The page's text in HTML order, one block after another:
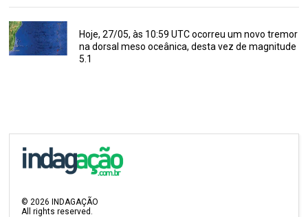
Hoje, 27/05, às 10:59 UTC ocorreu um novo tremor
na dorsal meso oceânica, desta vez de magnitude
5.1
©2026 INDAGAÇÃO
All rights reserved.